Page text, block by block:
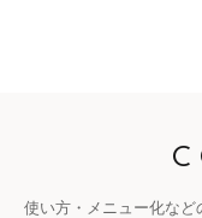
使い方・メニュー化な